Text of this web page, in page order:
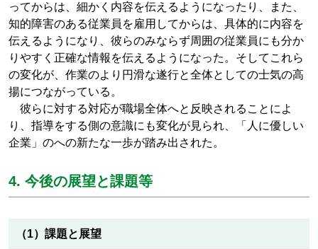
ってからは、細かく内容を伝えるようになったり、また、
知的障害のある従業員を雇用してからは、具体的に内容を
伝えるようになり、彼らのみならず周囲の従業員にも分か
りやすく正確な情報を伝えるようになった。そしてこれら
の変化が、作業のより円滑な遂行と全体としての士気の高
揚につながっている。
彼らに対する対応が職場全体へと反映されることによ
り、指導をする側の意識にも変化が見られ、「人に優しい
企業」のへの新たな一歩が踏み出された。
4. 今後の展望と課題等
（1）課題と展望